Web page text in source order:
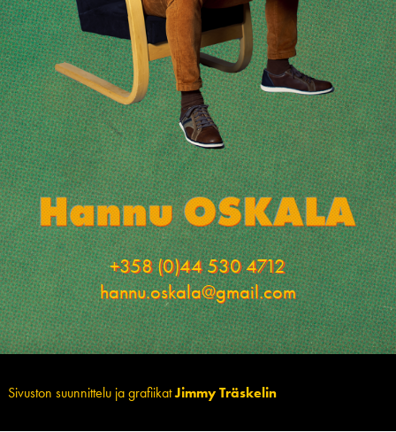
+358 (0)44 530 4712
hannu.oskala@gmail.com
Sivuston suunnittelu ja grafiikatJimmy Träskelin